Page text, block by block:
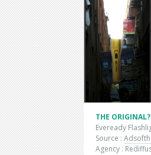
THE ORIGINAL?
Eveready
Source :
Agency :